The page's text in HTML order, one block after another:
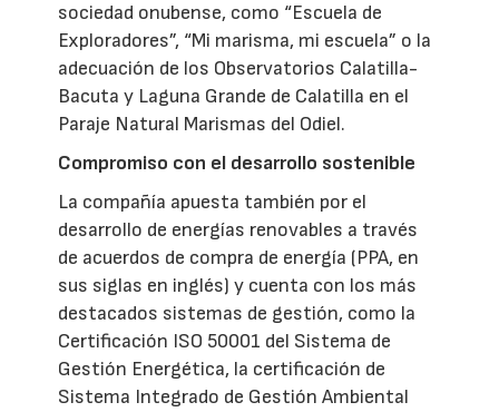
sociedad onubense, como “Escuela de
Exploradores”, “Mi marisma, mi escuela” o la
adecuación de los Observatorios Calatilla-
Bacuta y Laguna Grande de Calatilla en el
Paraje Natural Marismas del Odiel.
Compromiso con el desarrollo sostenible
La compañía apuesta también por el
desarrollo de energías renovables a través
de acuerdos de compra de energía (PPA, en
sus siglas en inglés) y cuenta con los más
destacados sistemas de gestión, como la
Certificación ISO 50001 del Sistema de
Gestión Energética, la certificación de
Sistema Integrado de Gestión Ambiental